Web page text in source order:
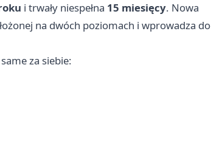
i trwały niespełna 15 miesięcy. Nowa
na dwóch poziomach i wprowadza do
za siebie: